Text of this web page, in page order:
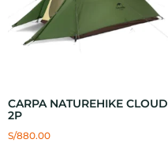
CARPA NATUREHIKE CLOUD
2P
S/880.00